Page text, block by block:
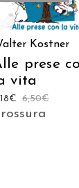
Kostner
prese
vita
6,50€
€